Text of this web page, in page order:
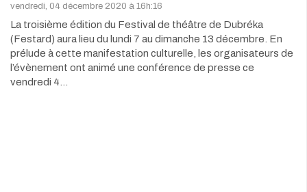
vendredi, 04 décembre 2020 à 16h:16
La troisième édition du Festival de théâtre de Dubréka
(Festard) aura lieu du lundi 7 au dimanche 13 décembre. En
prélude à cette manifestation culturelle, les organisateurs de
l’évènement ont animé une conférence de presse ce
vendredi 4…